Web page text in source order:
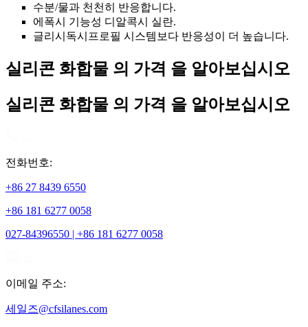
수분/물과 천천히 반응합니다.
에폭시 기능성 디알콕시 실란.
글리시독시프로필 시스템보다 반응성이 더 높습니다.
실리콘 화합물 의 가격 을 알아보십시오
실리콘 화합물 의 가격 을 알아보십시오
전화번호:
+86 27 8439 6550
+86 181 6277 0058
027-84396550 | +86 181 6277 0058
이메일 주소:
세일즈@cfsilanes.com